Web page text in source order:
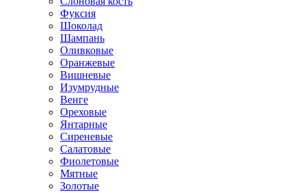
Фуксия
Шоколад
Шампань
Оливковые
Оранжевые
Вишневые
Изумрудные
Венге
Ореховые
Янтарные
Сиреневые
Салатовые
Фиолетовые
Мятные
Золотые